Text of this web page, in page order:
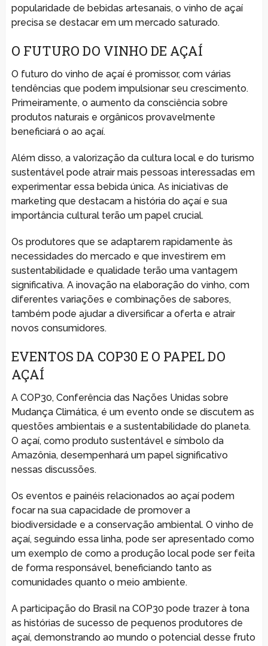
popularidade de bebidas artesanais, o vinho de açaí
precisa se destacar em um mercado saturado.
O FUTURO DO VINHO DE AÇAÍ
O futuro do vinho de açaí é promissor, com várias
tendências que podem impulsionar seu crescimento.
Primeiramente, o aumento da consciência sobre
produtos naturais e orgânicos provavelmente
beneficiará o ao açaí.
Além disso, a valorização da cultura local e do turismo
sustentável pode atrair mais pessoas interessadas em
experimentar essa bebida única. As iniciativas de
marketing que destacam a história do açaí e sua
importância cultural terão um papel crucial.
Os produtores que se adaptarem rapidamente às
necessidades do mercado e que investirem em
sustentabilidade e qualidade terão uma vantagem
significativa. A inovação na elaboração do vinho, com
diferentes variações e combinações de sabores,
também pode ajudar a diversificar a oferta e atrair
novos consumidores.
EVENTOS DA COP30 E O PAPEL DO
AÇAÍ
A COP30, Conferência das Nações Unidas sobre
Mudança Climática, é um evento onde se discutem as
questões ambientais e a sustentabilidade do planeta.
O açaí, como produto sustentável e símbolo da
Amazônia, desempenhará um papel significativo
nessas discussões.
Os eventos e painéis relacionados ao açaí podem
focar na sua capacidade de promover a
biodiversidade e a conservação ambiental. O vinho de
açaí, seguindo essa linha, pode ser apresentado como
um exemplo de como a produção local pode ser feita
de forma responsável, beneficiando tanto as
comunidades quanto o meio ambiente.
A participação do Brasil na COP30 pode trazer à tona
as histórias de sucesso de pequenos produtores de
açaí, demonstrando ao mundo o potencial desse fruto